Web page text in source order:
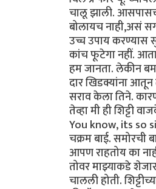
चालू झाली.
बोलायच नाही,असं
उच्च उपाय करण्यास
कांच फूटेगा नहीं.
हम जानता. लेकीन
दार खिडक्यांना
सराव केला तिने.
तेव्हा मी ही शिट्टी
You know, its so
चक्रम बाई. समोरची
आपण राहतोय का
तोवर माझ्याकडे
चालली होती.